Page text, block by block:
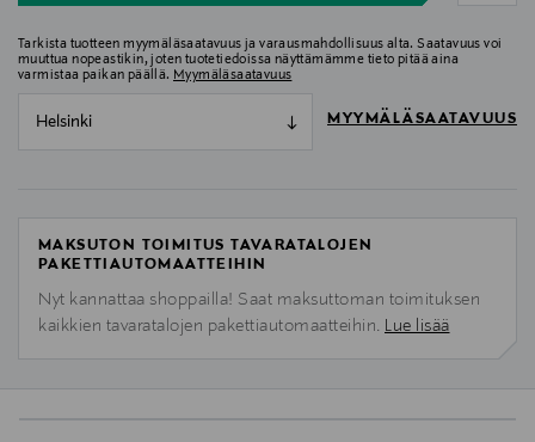
Tarkista tuotteen myymäläsaatavuus ja varausmahdollisuus alta. Saatavuus voi
muuttua nopeastikin, joten tuotetiedoissa näyttämämme tieto pitää aina
varmistaa paikan päällä. Myymäläsaatavuus
Helsinki MYYMÄLÄSAATAVUUS
MAKSUTON TOIMITUS TAVARATALOJEN
PAKETTIAUTOMAATTEIHIN
Nyt kannattaa shoppailla! Saat maksuttoman toimituksen
kaikkien tavaratalojen pakettiautomaatteihin. Lue lisää